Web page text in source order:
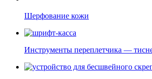
Шерфование кожи
Инструменты переплетчика —